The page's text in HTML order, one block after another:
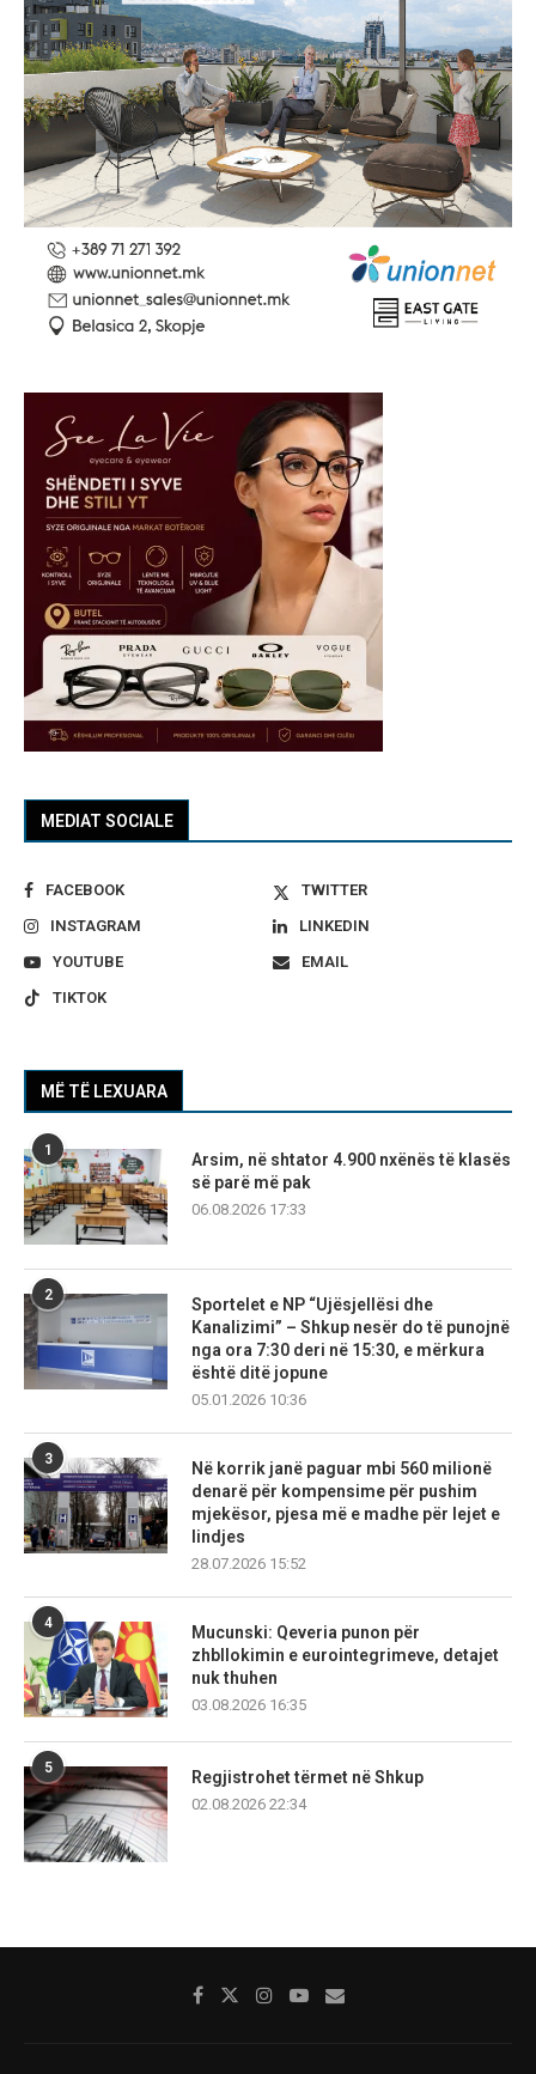
MEDIAT SOCIALE
FACEBOOK
TWITTER
INSTAGRAM
LINKEDIN
YOUTUBE
EMAIL
TIKTOK
MË TË LEXUARA
1
Arsim, në shtator 4.900 nxënës të klasës
së parë më pak
06.08.2026 17:33
2
Sportelet e NP “Ujësjellësi dhe
Kanalizimi” – Shkup nesër do të punojnë
nga ora 7:30 deri në 15:30, e mërkura
është ditë jopune
05.01.2026 10:36
3
Në korrik janë paguar mbi 560 milionë
denarë për kompensime për pushim
mjekësor, pjesa më e madhe për lejet e
lindjes
28.07.2026 15:52
4
Mucunski: Qeveria punon për
zhbllokimin e eurointegrimeve, detajet
nuk thuhen
03.08.2026 16:35
5
Regjistrohet tërmet në Shkup
02.08.2026 22:34